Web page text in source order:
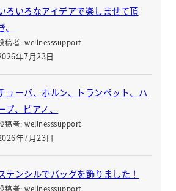
ろいろなアイデアで楽しませて頂
、
稿者: wellnesssupport
年7月23日
ューバ、ホルン、トランペット、ハ
プ、ピアノ、
稿者: wellnesssupport
年7月23日
テンシルでバッグを飾りました！
稿者: wellnesssupport